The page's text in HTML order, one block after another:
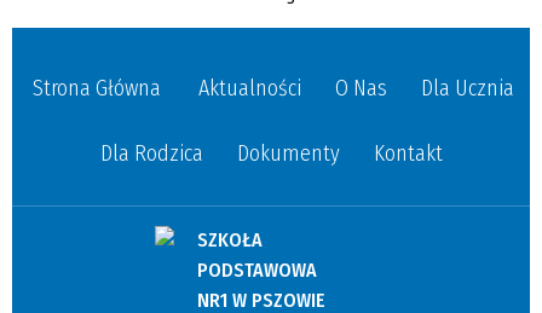
Strona Główna Aktualności O Nas Dla Ucznia
Dla Rodzica Dokumenty Kontakt
SZKOŁA
PODSTAWOWA
NR1 W PSZOWIE